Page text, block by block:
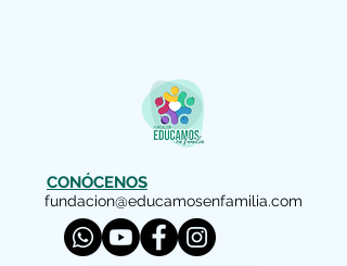
CONÓCENOS
fundacion@educamosenfamilia.com